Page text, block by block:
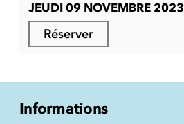
JEUDI 09 NOVEMBRE 2023
Réserver
Informations